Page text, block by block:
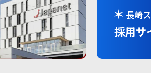
長崎
採用サ